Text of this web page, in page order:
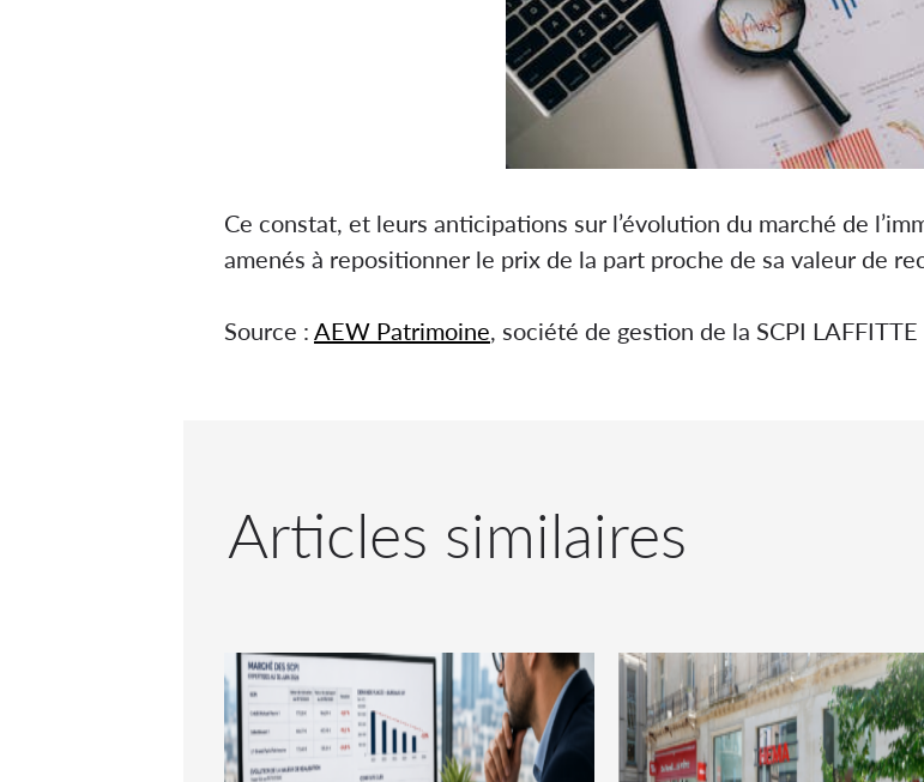
Ce constat, et leurs anticipations sur l’évolution du marché de
amenés à repositionner le prix de la part proche de sa valeur de
Source : AEW Patrimoine , société de gestion de la SCPI
Articles similaires